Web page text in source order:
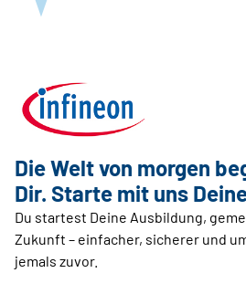
Die Welt von morgen
Dir. Starte mit uns
Du startest Deine Ausbildung,
Zukunft – einfacher, sicherer und
jemals zuvor.